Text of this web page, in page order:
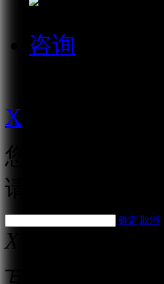
咨询
X
您修改的价格
请耐心等待
确定 取消
X